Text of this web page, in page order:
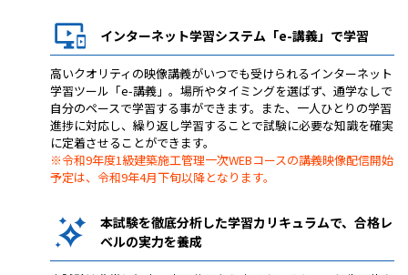
インターネット学習システム「e-講義」で学習
高いクオリティの映像講義がいつでも受けられるインターネット
学習ツール「e-講義」。場所やタイミングを選ばず、通学なしで
自分のペースで学習する事ができます。また、一人ひとりの学習
進捗に対応し、繰り返し学習することで試験に必要な知識を確実
に定着させることができます。
※令和9年度1級建築施工管理一次WEBコースの講義映像配信開始
予定は、令和9年4月下旬以降となります。
本試験を徹底分析した学習カリキュラムで、合格レ
ベルの実力を養成